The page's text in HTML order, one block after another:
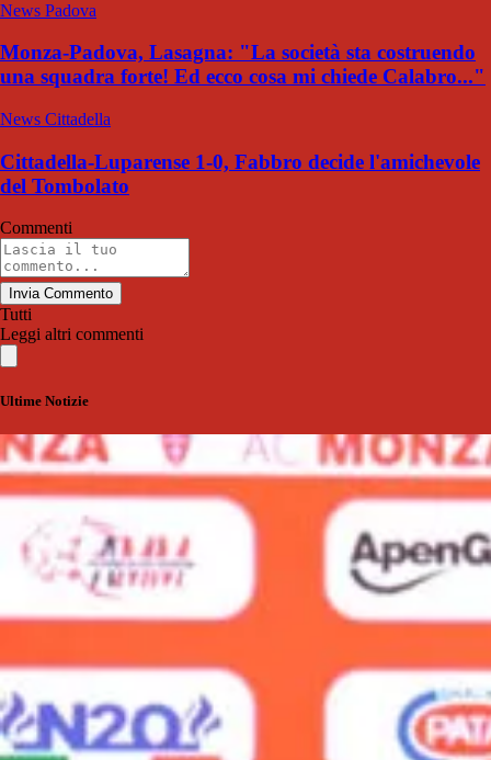
News Padova
Monza-Padova, Lasagna: "La società sta costruendo
una squadra forte! Ed ecco cosa mi chiede Calabro..."
News Cittadella
Cittadella-Luparense 1-0, Fabbro decide l'amichevole
del Tombolato
Commenti
Invia Commento
Tutti
Leggi altri commenti
Ultime Notizie